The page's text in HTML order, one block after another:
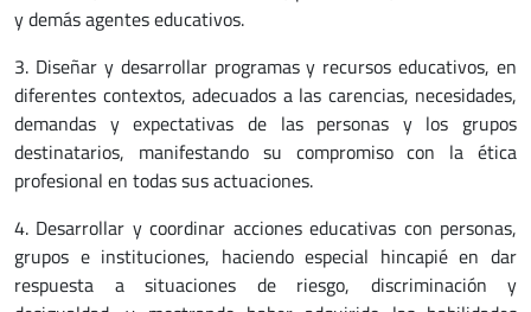
y demás agentes educativos.
3. Diseñar y desarrollar programas y recursos educativos, en
diferentes contextos, adecuados a las carencias, necesidades,
demandas y expectativas de las personas y los grupos
destinatarios, manifestando su compromiso con la ética
profesional en todas sus actuaciones.
4. Desarrollar y coordinar acciones educativas con personas,
grupos e instituciones, haciendo especial hincapié en dar
respuesta a situaciones de riesgo, discriminación y